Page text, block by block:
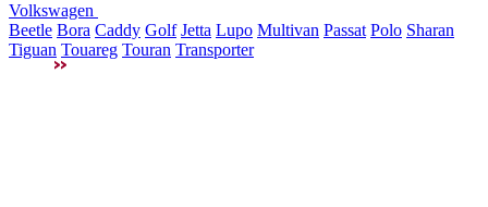
Volkswagen
Beetle Bora Caddy Golf Jetta Lupo Multivan Passat Polo Sharan
Tiguan Touareg Touran Transporter